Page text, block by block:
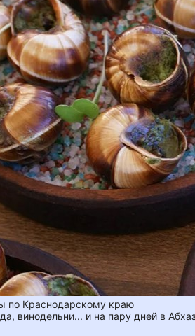
по Краснодарскому краю
винодельни... и на пару дней в